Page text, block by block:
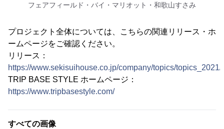
フェアフィールド・バイ・マリオット・和歌山すさみ
プロジェクト全体については、こちらの関連リリース・ホ
ームページをご確認ください。
リリース：
https://www.sekisuihouse.co.jp/company/topics/topics_2021/
TRIP BASE STYLE ホームページ：
https://www.tripbasestyle.com/
すべての画像